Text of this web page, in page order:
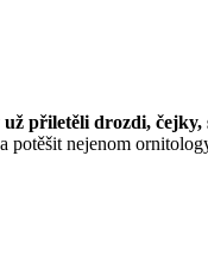
přiletěli drozdi, čejky,
potěšit nejenom